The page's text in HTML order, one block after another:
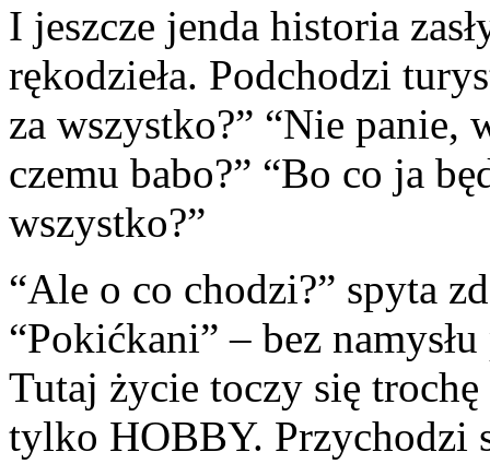
I jeszcze jenda historia
rękodzieła. Podchodzi
za wszystko?” “Nie panie,
czemu babo?” “Bo co ja
wszystko?”
“Ale o co chodzi?” spyta
“Pokićkani” – bez
Tutaj życie toczy się
tylko HOBBY. Przychodzi